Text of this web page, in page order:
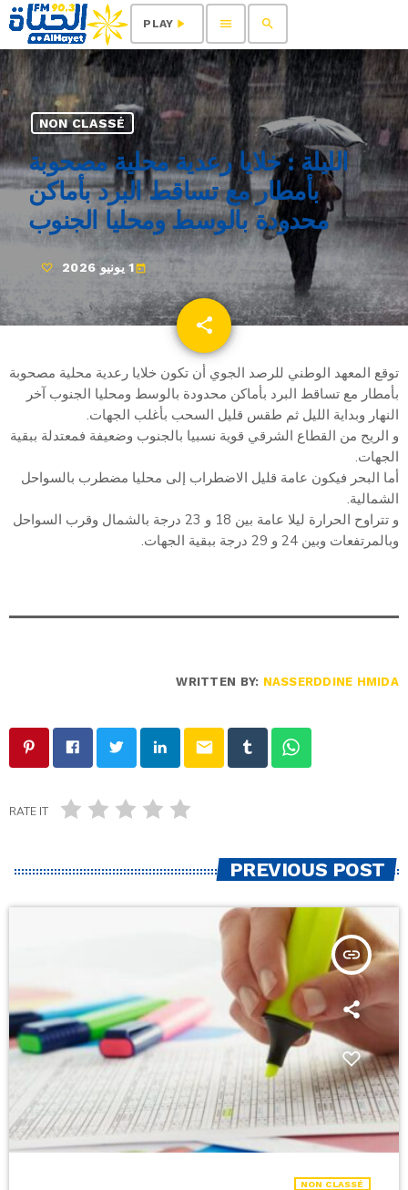
search
menu
play_arrow
PLAY
NON CLASSÉ
الليلة : خلايا رعدية محلية مصحوبة
بأمطار مع تساقط البرد بأماكن
محدودة بالوسط ومحليا الجنوب
today1 يونيو 2026
share
email
توقع المعهد الوطني للرصد الجوي أن تكون خلايا رعدية محلية مصحوبة
بأمطار مع تساقط البرد بأماكن محدودة بالوسط ومحليا الجنوب آخر
النهار وبداية الليل ثم طقس قليل السحب بأغلب الجهات.
و الريح من القطاع الشرقي قوية نسبيا بالجنوب وضعيفة فمعتدلة ببقية
الجهات.
أما البحر فيكون عامة قليل الاضطراب إلى محليا مضطرب بالسواحل
الشمالية.
و تتراوح الحرارة ليلا عامة بين 18 و 23 درجة بالشمال وقرب السواحل
وبالمرتفعات وبين 24 و 29 درجة ببقية الجهات.
WRITTEN BY: NASSERDDINE HMIDA
email
RATE IT
PREVIOUS POST
insert_link
NON CLASSÉ